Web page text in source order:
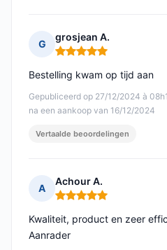
G
grosjean A.
Opmerking: 5 van 5
Gepubliceerd op 27/12/2024 à
na een aankoop van 16/12/2024
Bestelling kwam op tijd aan
Vertaalde beoordelingen
A
Achour A.
Opmerking: 5 van 5
Kwaliteit, product en zeer
Aanrader